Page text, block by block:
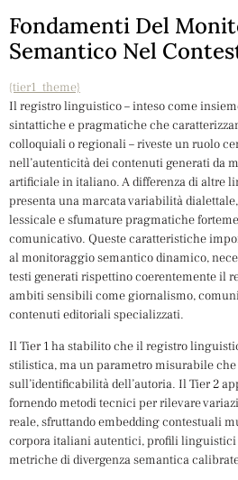
Fondamenti Del
Semantico Nel
{tier1_theme}
Il registro linguistico – inteso come
sintattiche e pragmatiche che
colloquiali o regionali – riveste un ruolo
nell’autenticità dei contenuti generati da
artificiale in italiano. A differenza di altre
presenta una marcata variabilità
lessicale e sfumature pragmatiche
comunicativo. Queste caratteristiche
al monitoraggio semantico dinamico,
testi generati rispettino coerentemente il
ambiti sensibili come giornalismo,
contenuti editoriali specializzati.
Il Tier 1 ha stabilito che il registro
stilistica, ma un parametro misurabile
sull’identificabilità dell’autoria. Il Tier 2
fornendo metodi tecnici per rilevare
reale, sfruttando embedding contestuali
corpora italiani autentici, profili
metriche di divergenza semantica